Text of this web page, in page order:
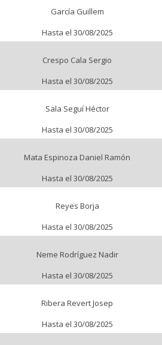
García Guillem
Hasta el 30/08/2025
Crespo Cala Sergio
Hasta el 30/08/2025
Sala Seguí Héctor
Hasta el 30/08/2025
Mata Espinoza Daniel Ramón
Hasta el 30/08/2025
Reyes Borja
Hasta el 30/08/2025
Neme Rodríguez Nadir
Hasta el 30/08/2025
Ribera Revert Josep
Hasta el 30/08/2025